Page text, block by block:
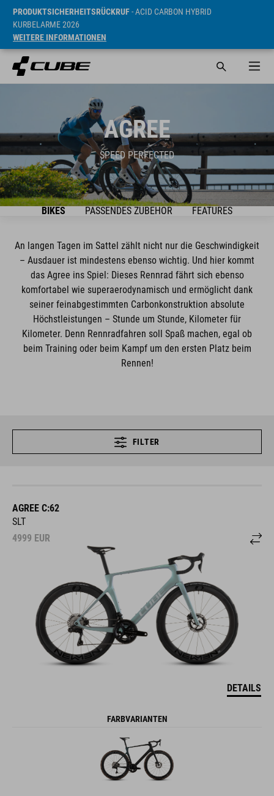
PRODUKTSICHERHEITSRÜCKRUF- ACID CARBON HYBRID
KURBELARME 2026
WEITERE INFORMATIONEN
AGREE
SPEED PERFECTED
BIKES PASSENDES ZUBEHÖR FEATURES
An langen Tagen im Sattel zählt nicht nur die Geschwindigkeit
– Ausdauer ist mindestens ebenso wichtig. Und hier kommt
das Agree ins Spiel: Dieses Rennrad fährt sich ebenso
komfortabel wie superaerodynamisch und ermöglicht dank
seiner feinabgestimmten Carbonkonstruktion absolute
Höchstleistungen – Stunde um Stunde, Kilometer für
Kilometer. Denn Rennradfahren soll Spaß machen, egal ob
beim Training oder beim Kampf um den ersten Platz beim
Rennen!
FILTER
AGREE C:62
SLT
4999 EUR
DETAILS
FARBVARIANTEN